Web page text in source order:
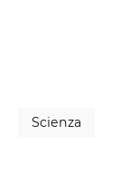
Scienza